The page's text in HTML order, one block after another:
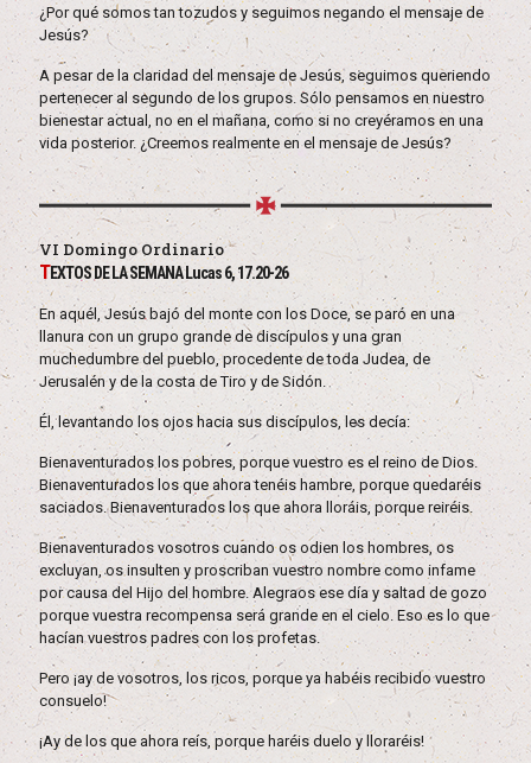
¿Por qué somos tan tozudos y seguimos negando el mensaje de
Jesús?
A pesar de la claridad del mensaje de Jesús, seguimos queriendo
pertenecer al segundo de los grupos. Sólo pensamos en nuestro
bienestar actual, no en el mañana, como si no creyéramos en una
vida posterior. ¿Creemos realmente en el mensaje de Jesús?
VI Domingo Ordinario
TEXTOS DE LA SEMANA Lucas 6, 17.20-26
En aquél, Jesús bajó del monte con los Doce, se paró en una
llanura con un grupo grande de discípulos y una gran
muchedumbre del pueblo, procedente de toda Judea, de
Jerusalén y de la costa de Tiro y de Sidón.
Él, levantando los ojos hacia sus discípulos, les decía:
Bienaventurados los pobres, porque vuestro es el reino de Dios.
Bienaventurados los que ahora tenéis hambre, porque quedaréis
saciados. Bienaventurados los que ahora lloráis, porque reiréis.
Bienaventurados vosotros cuando os odien los hombres, os
excluyan, os insulten y proscriban vuestro nombre como infame
por causa del Hijo del hombre. Alegraos ese día y saltad de gozo
porque vuestra recompensa será grande en el cielo. Eso es lo que
hacían vuestros padres con los profetas.
Pero ¡ay de vosotros, los ricos, porque ya habéis recibido vuestro
consuelo!
¡Ay de los que ahora reís, porque haréis duelo y lloraréis!